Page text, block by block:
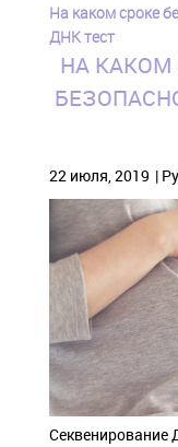
На каком сроке
ДНК тест
НА КАКОМ
22 июля, 2019
Cеквенирование